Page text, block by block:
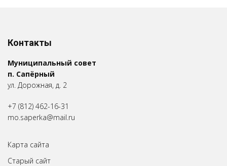
Контакты
Муниципальный совет
п. Сапёрный
ул. Дорожная, д. 2
+7 (812) 462-16-31
mo.saperka@mail.ru
Карта сайта
Старый сайт